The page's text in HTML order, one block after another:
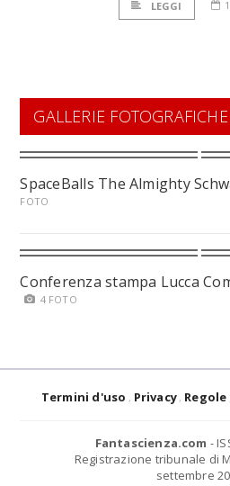
LEGGI
GALLERIE FOTOGRAFICHE
SpaceBalls The Almighty
FOTO
Conferenza stampa Lucca
4 FOTO
Termini d'uso Privacy Regole
Fantascienza.com -
Registrazione tribunale di
settembre